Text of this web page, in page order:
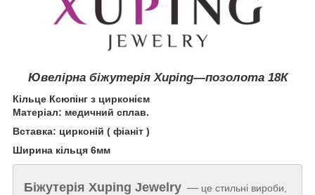
Ювелірна біжутерія Xuping―позолота 18К
Кільце Ксюпінг з цирконієм
Матеріал: медичний сплав.
Вставка: цирконій ( фіаніт )
Ширина кільця 6мм
Біжутерія Xuping Jewelry — це стильні вироби,